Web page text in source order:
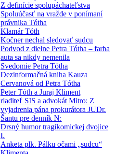
Z definície spolupáchateľstva
Spoluúčasť na vražde v ponímaní
právnika Tótha
Klamár Tóth
Kočner nechal sledovať sudcu
Podvod z dielne Petra Tótha – farba
auta sa nikdy nemenila
Svedomie Petra Tótha
Dezinformačná kniha Kauza
Cervanová od Petra Tótha
Peter Tóth a Juraj Kliment
riaditeľ SIS a advokát Mitro: Z
vyjadrenia pána prokurátora JUDr.
Šantu pre denník N:
Drsný humor tragikomickej dvojice
I.
Anketa plk. Pálku očami „sudcu“